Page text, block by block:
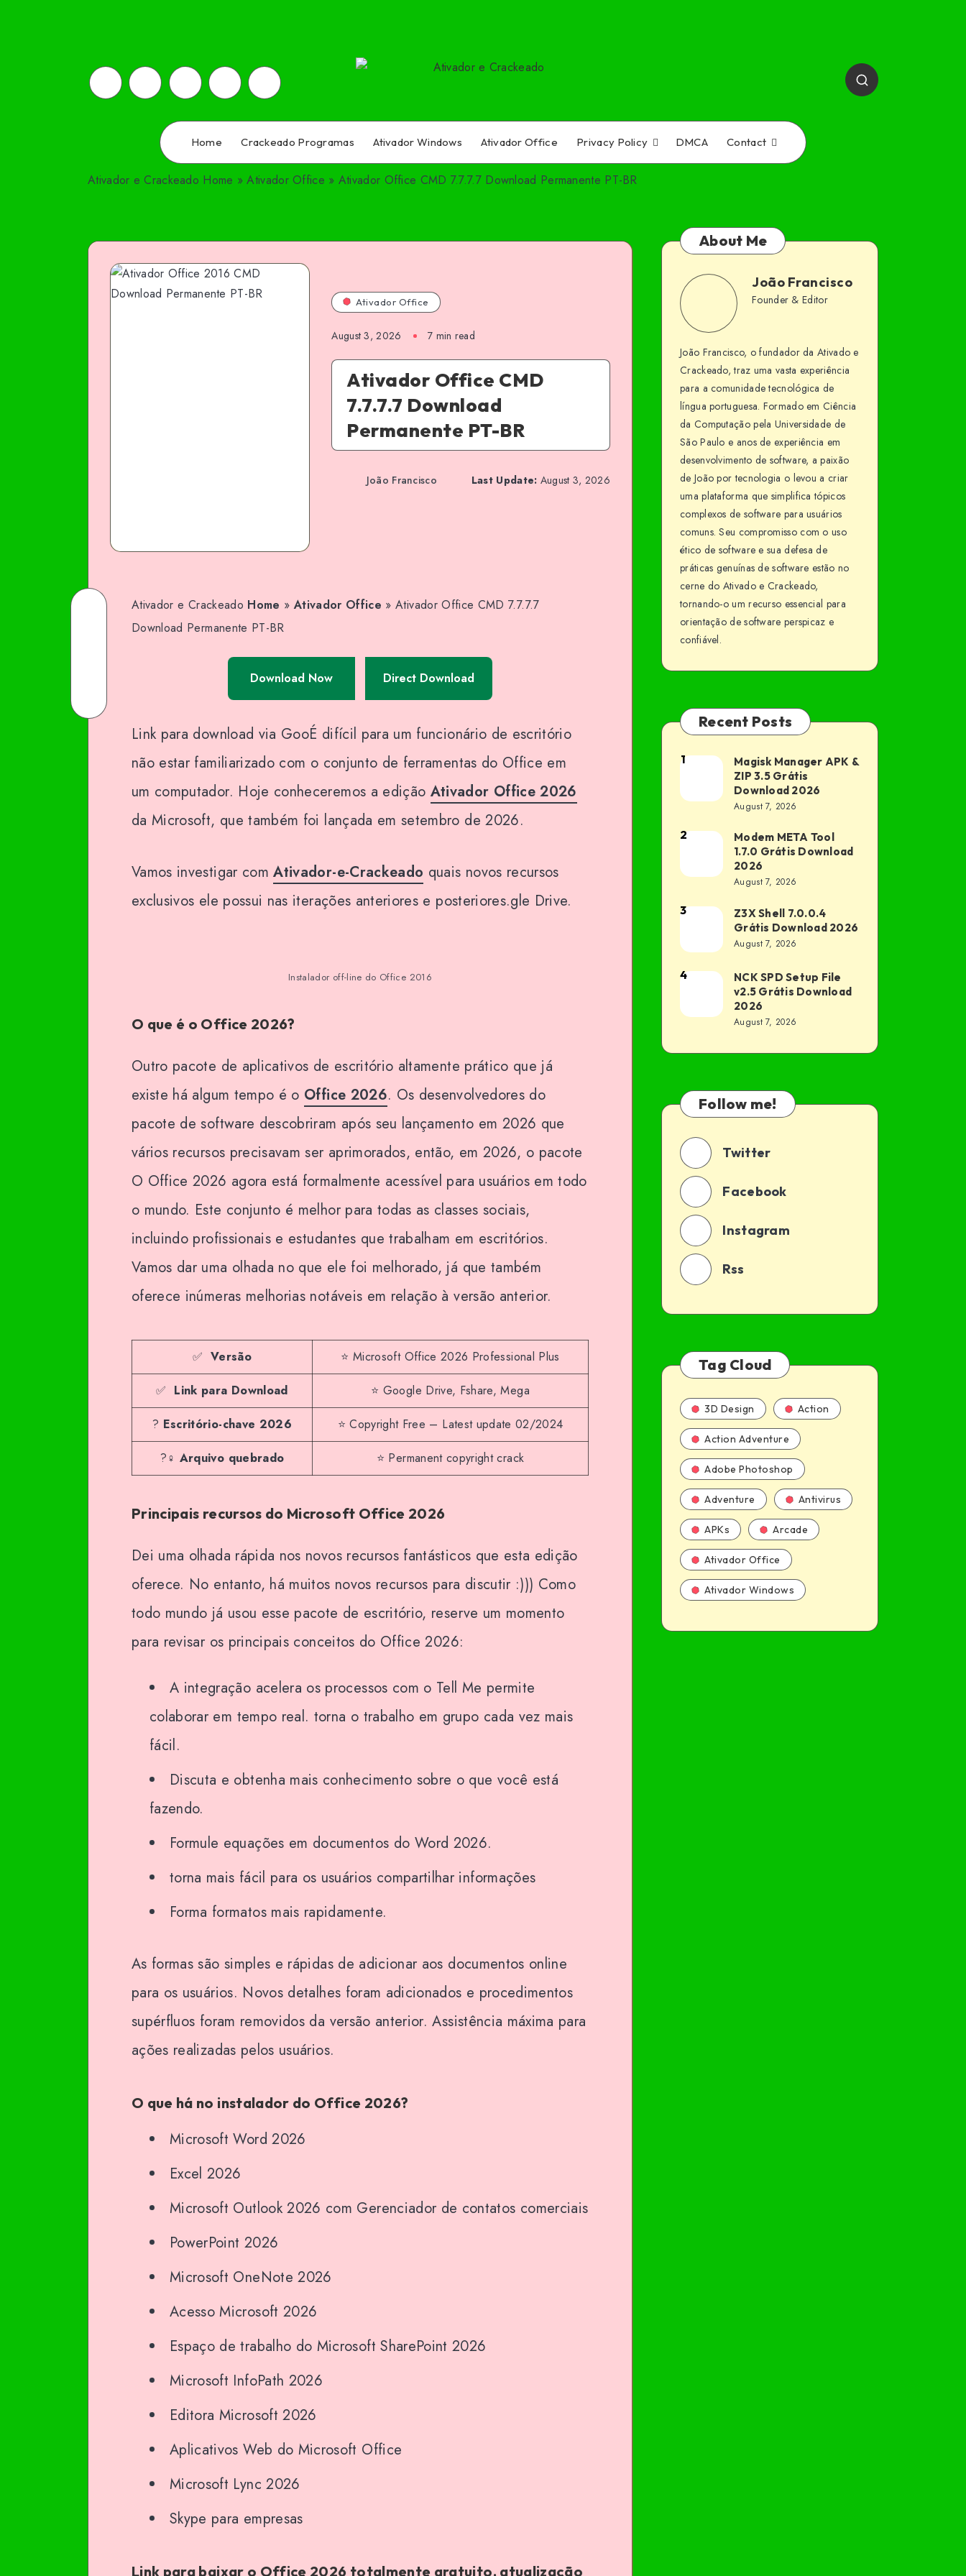
Home Crackeado Programas Ativador Windows Ativador Office Privacy Policy DMCA Contact
Ativador e Crackeado Home »Ativador Office » Ativador Office CMD 7.7.7.7 Download Permanente PT-BR
Ativador Office
August 3, 2026 7 min read
Ativador Office CMD
7.7.7.7 Download
Permanente PT-BR
João Francisco Last Update: August 3, 2026
Share
Email
on
WhatsApp
Ativador e Crackeado Home »Ativador Office »Ativador Office CMD 7.7.7.7
Download Permanente PT-BR
Download Now Direct Download
Link para download via GooÉ difícil para um funcionário de escritório
não estar familiarizado com o conjunto de ferramentas do Office em
um computador. Hoje conheceremos a edição Ativador Office 2026
da Microsoft, que também foi lançada em setembro de 2026.
Vamos investigar comAtivador-e-Crackeado quais novos recursos
exclusivos ele possui nas iterações anteriores e posteriores.gle Drive.
Instalador off-line do Office 2016
O que é o Office 2026?
Outro pacote de aplicativos de escritório altamente prático que já
existe há algum tempo é o Office 2026. Os desenvolvedores do
pacote de software descobriram após seu lançamento em 2026 que
vários recursos precisavam ser aprimorados, então, em 2026, o pacote
O Office 2026 agora está formalmente acessível para usuários em todo
o mundo. Este conjunto é melhor para todas as classes sociais,
incluindo profissionais e estudantes que trabalham em escritórios.
Vamos dar uma olhada no que ele foi melhorado, já que também
oferece inúmeras melhorias notáveis em relação à versão anterior.
✅ Versão ⭐ Microsoft Office 2026 Professional Plus
✅ Link para Download ⭐ Google Drive, Fshare, Mega
? Escritório-chave 2026 ⭐ Copyright Free – Latest update 02/2024
?‍♀️ Arquivo quebrado ⭐ Permanent copyright crack
Principais recursos do Microsoft Office 2026
Dei uma olhada rápida nos novos recursos fantásticos que esta edição
oferece. No entanto, há muitos novos recursos para discutir :))) Como
todo mundo já usou esse pacote de escritório, reserve um momento
para revisar os principais conceitos do Office 2026:
A integração acelera os processos com o Tell Me permite
colaborar em tempo real. torna o trabalho em grupo cada vez mais
fácil.
Discuta e obtenha mais conhecimento sobre o que você está
fazendo.
Formule equações em documentos do Word 2026.
torna mais fácil para os usuários compartilhar informações
Forma formatos mais rapidamente.
As formas são simples e rápidas de adicionar aos documentos online
para os usuários. Novos detalhes foram adicionados e procedimentos
supérfluos foram removidos da versão anterior. Assistência máxima para
ações realizadas pelos usuários.
O que há no instalador do Office 2026?
Microsoft Word 2026
Excel 2026
Microsoft Outlook 2026 com Gerenciador de contatos comerciais
PowerPoint 2026
Microsoft OneNote 2026
Acesso Microsoft 2026
Espaço de trabalho do Microsoft SharePoint 2026
Microsoft InfoPath 2026
Editora Microsoft 2026
Aplicativos Web do Microsoft Office
Microsoft Lync 2026
Skype para empresas
Link para baixar o Office 2026 totalmente gratuito, atualização
About Me
João
Francisco
João Francisco
Founder & Editor
Facebook
João Francisco, o fundador da Ativado e
Crackeado, traz uma vasta experiência
para a comunidade tecnológica de
língua portuguesa. Formado em Ciência
da Computação pela Universidade de
São Paulo e anos de experiência em
desenvolvimento de software, a paixão
de João por tecnologia o levou a criar
uma plataforma que simplifica tópicos
complexos de software para usuários
comuns. Seu compromisso com o uso
ético de software e sua defesa de
práticas genuínas de software estão no
cerne do Ativado e Crackeado,
tornando-o um recurso essencial para
orientação de software perspicaz e
confiável.
Recent Posts
Magisk
APK
3.5
Download
1
Magisk Manager APK &
ZIP 3.5 Grátis
Download 2026
August 7, 2026
Modem
Tool
Download
2
Modem META Tool
1.7.0 Grátis Download
2026
August 7, 2026
Z3X
7.0.0.4
Grátis
2026
3
Z3X Shell 7.0.0.4
Grátis Download 2026
August 7, 2026
NCK
Setup
Download
2026
4
NCK SPD Setup File
v2.5 Grátis Download
2026
August 7, 2026
Follow me!
Twitter
Facebook
Instagram
Rss
Tag Cloud
3D Design Action
Action Adventure
Adobe Photoshop
Adventure Antivirus
APKs Arcade
Ativador Office
Ativador Windows